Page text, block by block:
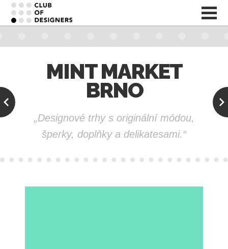
MINT MARKET
BRNO
„Designové trhy s originální módou,
šperky, doplňky a delikatesami.“